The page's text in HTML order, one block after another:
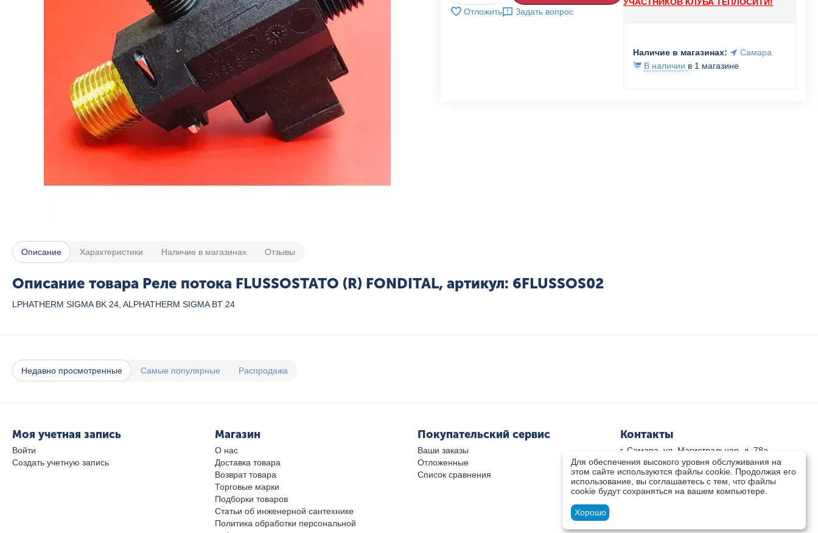
Отложить Задать вопрос
Наличие в магазинах:
Самара
В наличии в 1 магазине
Описание Характеристики Наличие в магазинах Отзывы
Описание товара Реле потока FLUSSOSTATO (R) FONDITAL, артикул: 6FLUSSOS02
LPHATHERM SIGMA BK 24, ALPHATHERM SIGMA BT 24
Недавно просмотренные Самые популярные Распродажа
Моя учетная запись
Войти
Создать учетную запись
Магазин
О нас
Доставка товара
Возврат товара
Торговые марки
Подборки товаров
Статьи об инженерной сантехнике
Политика обработки персональной
Покупательский сервис
Ваши заказы
Отложенные
Список сравнения
Контакты
г. Самара, ул. Магистральная, д. 78а
8 800-333-33-79(звонок бесплатный)
8(846)-211-03-15
Пн-Пт 8.30 - 17.30 Сб 9.00 - 16.00
zakaz@teplocity.com
Для обеспечения высокого уровня обслуживания на
этом сайте используются файлы cookie. Продолжая его
использование, вы соглашаетесь с тем, что файлы
cookie будут сохраняться на вашем компьютере.
Хорошо